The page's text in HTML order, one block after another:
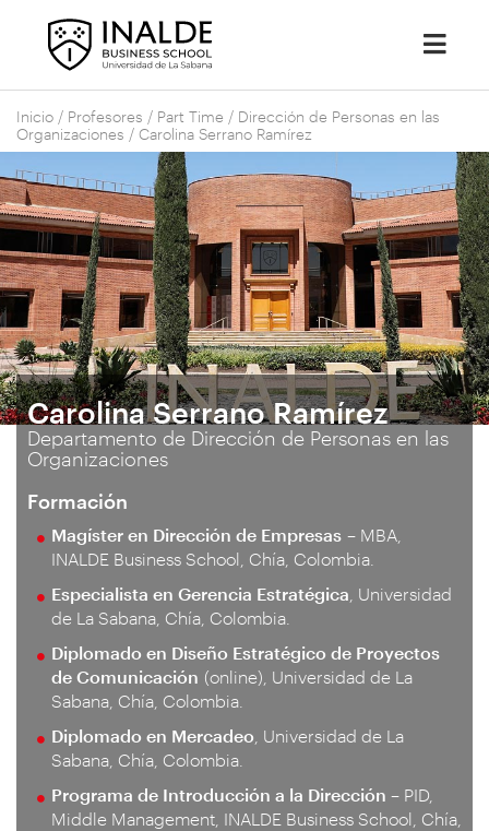
Inicio / Profesores / Part Time / Dirección de Personas en las
Organizaciones / Carolina Serrano Ramírez
Carolina Serrano Ramírez
Departamento de Dirección de Personas en las
Organizaciones
Formación
Magíster en Dirección de Empresas – MBA,
INALDE Business School, Chía, Colombia.
Especialista en Gerencia Estratégica , Universidad
de La Sabana, Chía, Colombia.
Diplomado en Diseño Estratégico de Proyectos
de Comunicación (online), Universidad de La
Sabana, Chía, Colombia.
Diplomado en Mercadeo , Universidad de La
Sabana, Chía, Colombia.
Programa de Introducción a la Dirección – PID,
Middle Management, INALDE Business School, Chía,